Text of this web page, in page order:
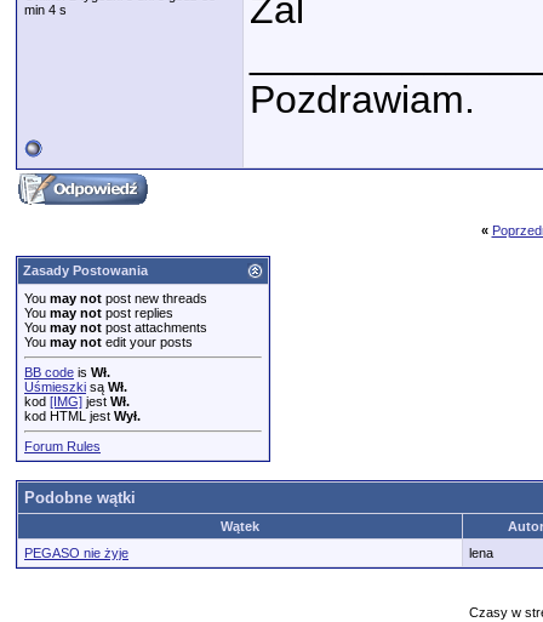
min 4 s
Żal
Pozdrawiam.
«
Zasady Postowania
You may not post new threads
You may not post replies
You may not post attachments
You may not edit your posts
BB code is Wł.
Uśmieszki są Wł.
kod [IMG] jest Wł.
kod HTML jest Wył.
Forum Rules
Podobne wątki
Wątek
PEGASO nie żyje
lena
Czasy w